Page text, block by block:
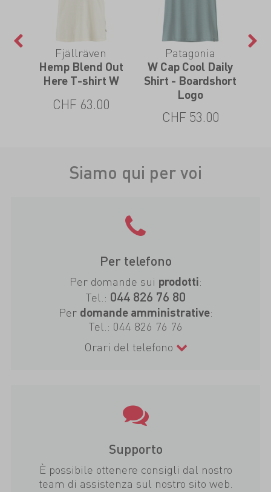
Fjällräven
Hemp Blend Out
Here T-shirt W
CHF 63.00
Patagonia
W Cap Cool Daily
Shirt - Boardshort
Logo
CHF 53.00
Siamo qui per voi
Per telefono
Per domande sui prodotti:
Tel.: 044 826 76 80
Per domande amministrative:
Tel.: 044 826 76 76
Orari del telefono
Supporto
È possibile ottenere consigli dal nostro
team di assistenza sul nostro sito web.